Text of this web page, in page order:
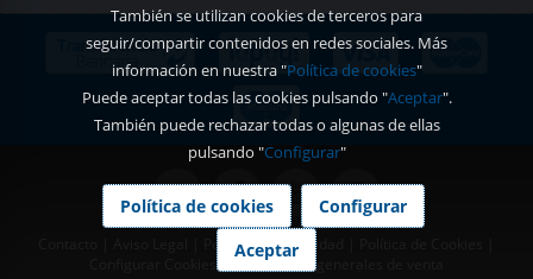
También se utilizan cookies de terceros para
seguir/compartir contenidos en redes sociales. Más
información en nuestra "Política de cookies"
Puede aceptar todas las cookies pulsando "Aceptar".
También puede rechazar todas o algunas de ellas
pulsando "Configurar"
Política de cookies
Configurar
Aceptar
Política de Privacidad
| Condiciones generales de venta